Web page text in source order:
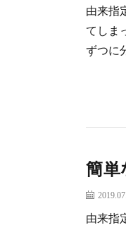
由来指
てしま
ずつに
簡単
由来指